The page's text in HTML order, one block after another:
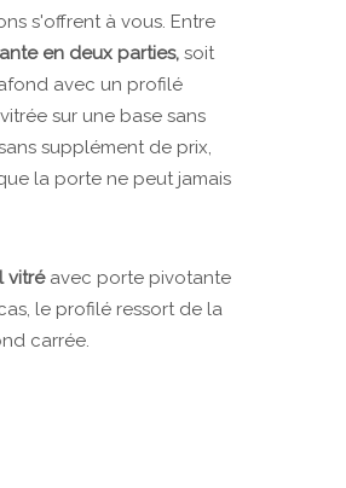
s'offrent à vous. Entre
en deux parties, soit
avec un profilé
sur une base sans
supplément de prix,
la porte ne peut jamais
vitré avec porte pivotante
le profilé ressort de la
carrée.